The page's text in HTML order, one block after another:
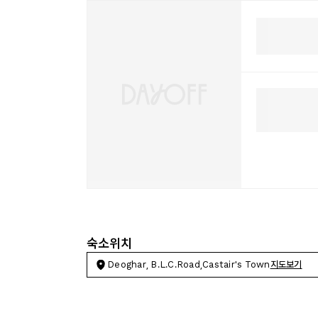
숙소위치
Deoghar, B.L.C.Road,Castair's Town 지도보기